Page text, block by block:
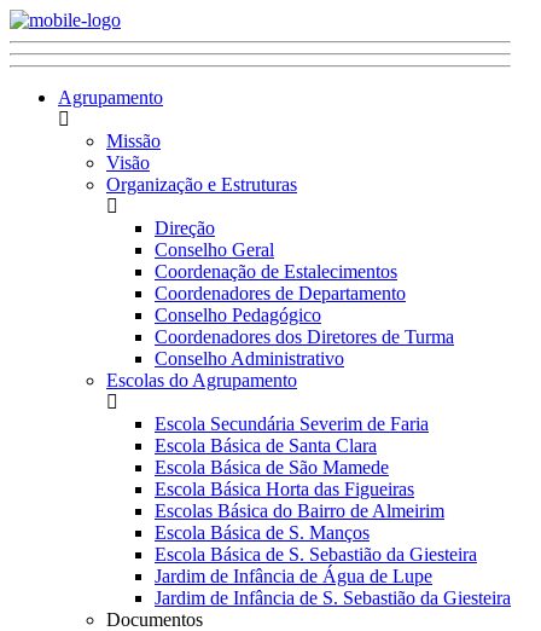
Agrupamento
Missão
Visão
Organização e Estruturas
Direção
Conselho Geral
Coordenação de Estalecimentos
Coordenadores de Departamento
Conselho Pedagógico
Coordenadores dos Diretores de Turma
Conselho Administrativo
Escolas do Agrupamento
Escola Secundária Severim de Faria
Escola Básica de Santa Clara
Escola Básica de São Mamede
Escola Básica Horta das Figueiras
Escolas Básica do Bairro de Almeirim
Escola Básica de S. Manços
Escola Básica de S. Sebastião da Giesteira
Jardim de Infância de Água de Lupe
Jardim de Infância de S. Sebastião da Giesteira
Documentos